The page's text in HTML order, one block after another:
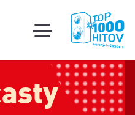
toggle
mobile
menu